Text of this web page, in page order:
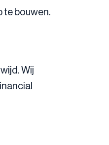
te bouwen.
Wij